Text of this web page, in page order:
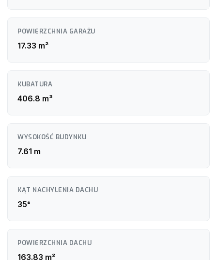
POWIERZCHNIA GARAŻU
17.33 m²
KUBATURA
406.8 m³
WYSOKOŚĆ BUDYNKU
7.61 m
KĄT NACHYLENIA DACHU
35°
POWIERZCHNIA DACHU
163.83 m²